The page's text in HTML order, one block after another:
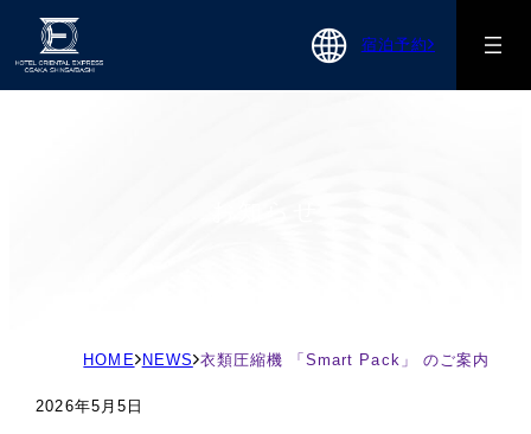
宿泊予約
HOME NEWS 衣類圧縮機 「Smart Pack」 のご案内
2026年5月5日